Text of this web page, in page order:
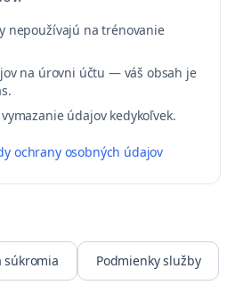
nepoužívajú na trénovanie
na úrovni účtu — váš obsah je
údajov kedykoľvek.
ochrany osobných údajov
súkromia Podmienky služby